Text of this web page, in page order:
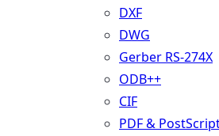
DXF
DWG
Gerber RS-274X
ODB++
CIF
PDF &